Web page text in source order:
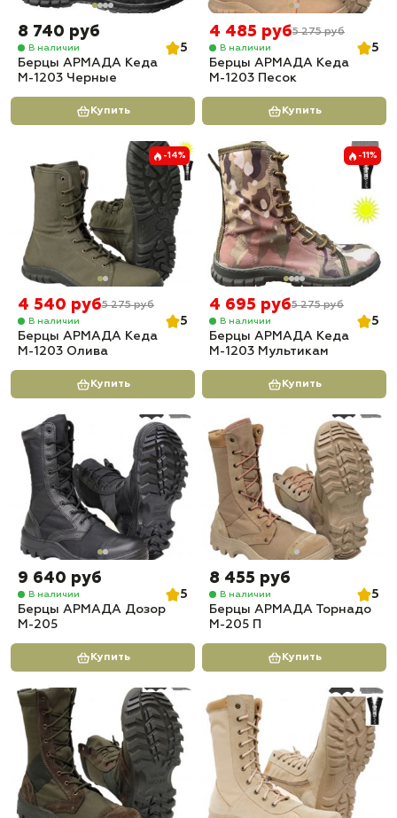
8 740 руб
В наличии
5
Берцы АРМАДА Кеда
М-1203 Черные
Купить
4 485 руб5 275 руб
В наличии
5
Берцы АРМАДА Кеда
М-1203 Песок
Купить
-14%
4 540 руб5 275 руб
В наличии
5
Берцы АРМАДА Кеда
М-1203 Олива
Купить
-11%
4 695 руб5 275 руб
В наличии
5
Берцы АРМАДА Кеда
М-1203 Мультикам
Купить
9 640 руб
В наличии
5
Берцы АРМАДА Дозор
М-205
Купить
8 455 руб
В наличии
5
Берцы АРМАДА Торнадо
М-205 П
Купить